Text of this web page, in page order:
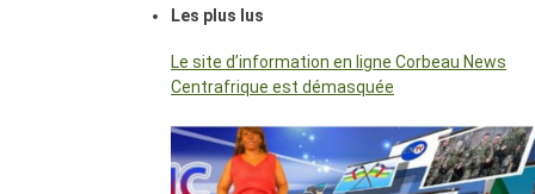
Les plus lus
Le site d’information en ligne Corbeau News
Centrafrique est démasquée